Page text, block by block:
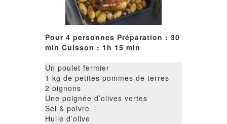
Pour 4 personnes Préparation : 30
min Cuisson : 1h 15 min
Un poulet fermier
1 kg de petites pommes de terres
2 oignons
Une poignée d’olives vertes
Sel & poivre
Huile d’olive